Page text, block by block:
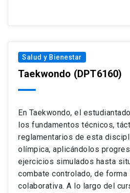
y aprendizaje basado en
y sumativas como informes y
seminario.
Salud y Bienestar
Taekwondo (DPT6160)
En Taekwondo, el
los fundamentos técnicos,
reglamentarios de esta
olímpica, aplicándolos
ejercicios simulados hasta
combate controlado, de forma
colaborativa. A lo largo del